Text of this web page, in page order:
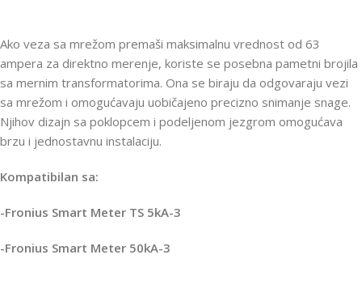
Ako veza sa mrežom premaši maksimalnu vrednost od 63
ampera za direktno merenje, koriste se posebna pametni brojila
sa mernim transformatorima. Ona se biraju da odgovaraju vezi
sa mrežom i omogućavaju uobičajeno precizno snimanje snage.
Njihov dizajn sa poklopcem i podeljenom jezgrom omogućava
brzu i jednostavnu instalaciju.
Kompatibilan sa:
-Fronius Smart Meter TS 5kA-3
-Fronius Smart Meter 50kA-3